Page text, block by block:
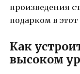
произведения
подарком в
Как
высоком